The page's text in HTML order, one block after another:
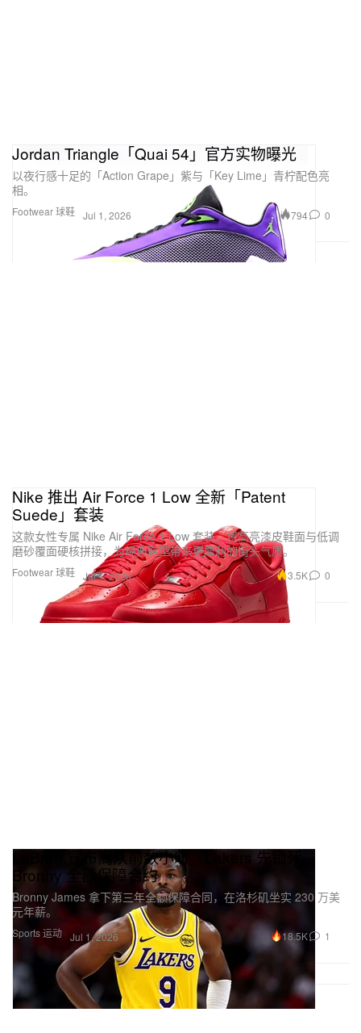
Footwear 球鞋
Jordan Triangle「Quai 54」官方实物曝光
以夜行感十足的「Action Grape」紫与「Key Lime」青柠配色亮
相。
Jul 1, 2026 794 0
Footwear 球鞋
Nike 推出 Air Force 1 Low 全新「Patent
Suede」套装
这款女性专属 Nike Air Force 1 Low 套装，将高亮漆皮鞋面与低调
磨砂覆面硬核拼接，为经典鞋型带来更犀利的街头气质。
Jul 1, 2026 3.5K 0
Sports 运动
LeBron 宣布离队前数小时，Lakers 先锁死
Bronny 全额保障合约
Bronny James 拿下第三年全额保障合同，在洛杉矶坐实 230 万美
元年薪。
Jul 1, 2026 18.5K 1